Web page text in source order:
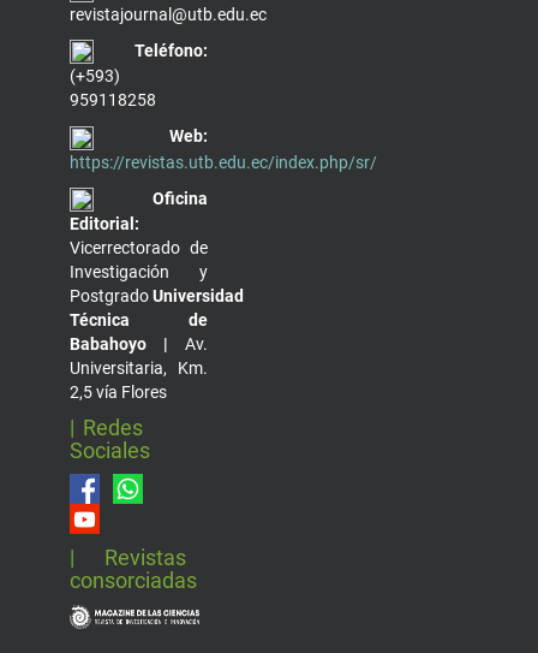
revistajournal@utb.edu.ec
Teléfono:
(+593)
959118258
Web:
https://revistas.utb.edu.ec/index.php/sr/
Oficina
Editorial:
Vicerrectorado de
Investigación y
PostgradoUniversidad
Técnica de
Babahoyo | Av.
Universitaria, Km.
2,5 vía Flores
| Redes
Sociales
| Revistas
consorciadas